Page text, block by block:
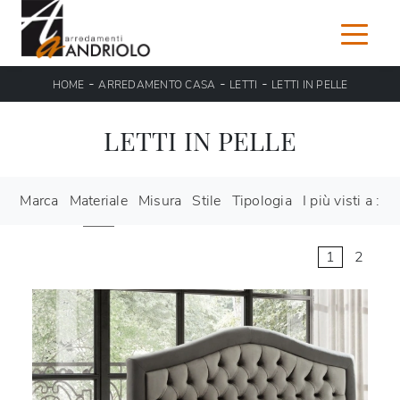
HOME -ARREDAMENTO CASA - LETTI - LETTI IN PELLE
LETTI IN PELLE
Marca Materiale Misura Stile Tipologia I più visti a :
1 2